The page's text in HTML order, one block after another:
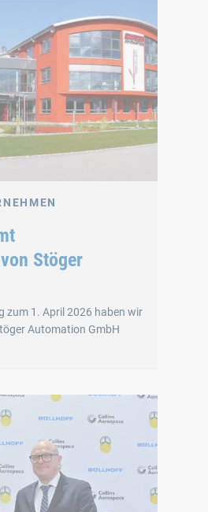
Stöger
zum 1. April 2026 haben wir
Automation GmbH